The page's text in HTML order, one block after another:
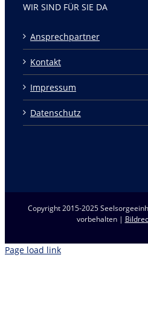
WIR SIND FÜR SIE DA
Ansprechpartner
Kontakt
Impressum
Datenschutz
Copyright 2015-2025
vorbehalten |
Page load link